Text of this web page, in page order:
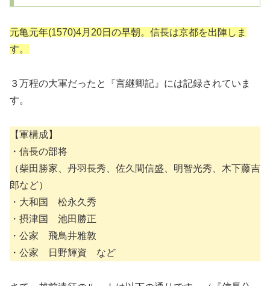
元亀元年(1570)4月20日の早朝。信長は京都を出陣しま
す。
３万程の大軍だったと『言継卿記』には記録されていま
す。
【軍構成】
・信長の部将
（柴田勝家、丹羽長秀、佐久間信盛、明智光秀、木下藤吉
郎など）
・大和国 松永久秀
・摂津国 池田勝正
・公家 飛鳥井雅敦
・公家 日野輝資 など